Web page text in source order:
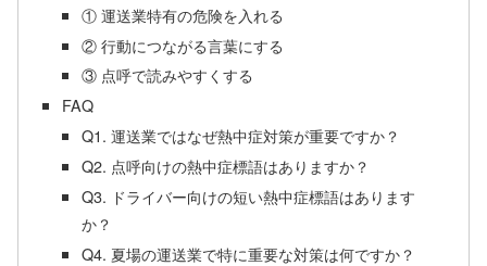
① 運送業特有の危険を入れる
② 行動につながる言葉にする
③ 点呼で読みやすくする
FAQ
Q1. 運送業ではなぜ熱中症対策が重要ですか？
Q2. 点呼向けの熱中症標語はありますか？
Q3. ドライバー向けの短い熱中症標語はあります
か？
Q4. 夏場の運送業で特に重要な対策は何ですか？